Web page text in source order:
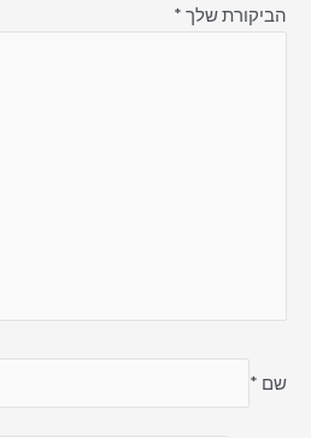
הביקורת שלך *
שם *